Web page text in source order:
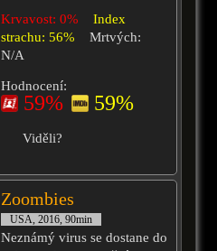
Krvavost: 0%
Index
strachu: 56%
Mrtvých:
N/A
Hodnocení:
59% 59%
Viděli?
Zoombies
USA, 2016, 90min
Neznámý virus se dostane do